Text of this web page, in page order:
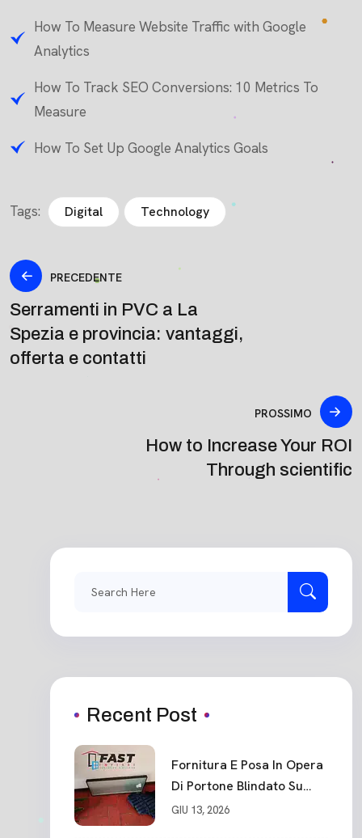
How To Measure Website Traffic with Google
Analytics
How To Track SEO Conversions: 10 Metrics To
Measure
How To Set Up Google Analytics Goals
Tags: Digital Technology
PRECEDENTE
Serramenti in PVC a La
Spezia e provincia: vantaggi,
offerta e contatti
PROSSIMO
How to Increase Your ROI
Through scientific
Recent Post
Fornitura E Posa In Opera
Di Portone Blindato Su
Misura In PVC, Panello
GIU 13, 2026